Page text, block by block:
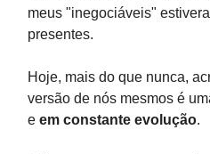
meus "inegociáveis"
presentes.
Hoje, mais do que nunca,
versão de nós mesmos é
e em constante evolução.